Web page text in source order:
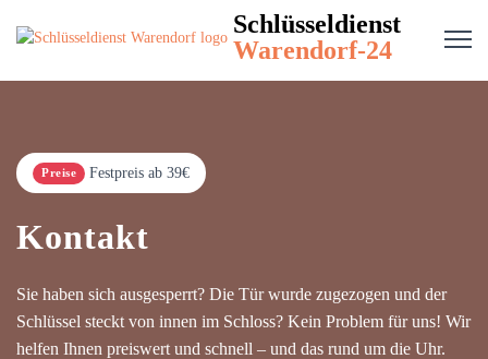
Schlüsseldienst
Warendorf-24
Preise Festpreis ab 39€
Kontakt
Sie haben sich ausgesperrt? Die Tür wurde zugezogen und der
Schlüssel steckt von innen im Schloss? Kein Problem für uns! Wir
helfen Ihnen preiswert und schnell – und das rund um die Uhr.